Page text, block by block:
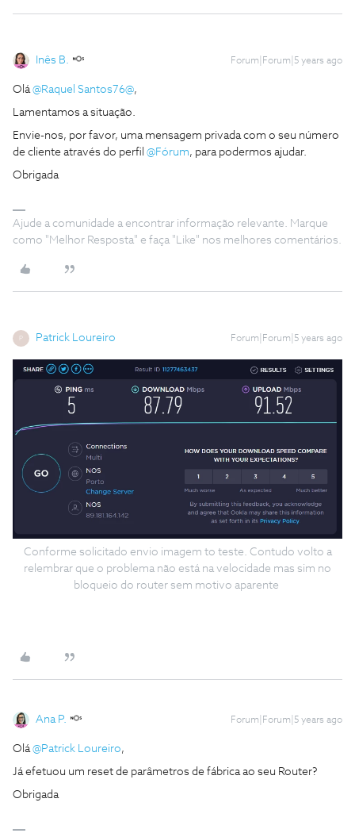
Inês B. Forum|Forum|5 years ago
Olá@Raquel Santos76@,
Lamentamos a situação.
Envie-nos, por favor, uma mensagem privada com o seu número
de cliente através do perfil @Fórum, para podermos ajudar.
Obrigada
Ajude a comunidade a encontrar informação relevante. Marque
como "Melhor Resposta" e faça "Like" nos melhores comentários.
Patrick Loureiro Forum|Forum|5 years ago
Conforme solicitado envio imagem to teste. Contudo volto a
relembrar que o problema não está na velocidade mas sim no
bloqueio do router sem motivo aparente
Ana P. Forum|Forum|5 years ago
Olá@Patrick Loureiro,
Já efetuou um reset de parâmetros de fábrica ao seu Router?
Obrigada